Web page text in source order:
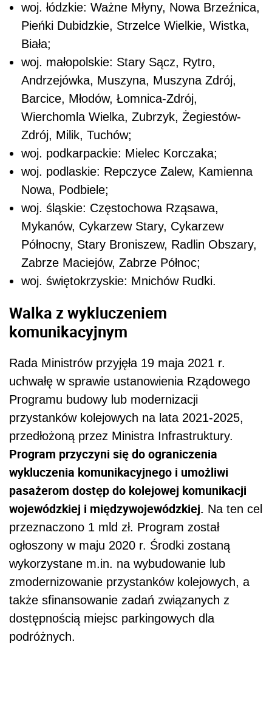
woj. łódzkie: Ważne Młyny, Nowa Brzeźnica,
Pieńki Dubidzkie, Strzelce Wielkie, Wistka,
Biała;
woj. małopolskie: Stary Sącz, Rytro,
Andrzejówka, Muszyna, Muszyna Zdrój,
Barcice, Młodów, Łomnica-Zdrój,
Wierchomla Wielka, Zubrzyk, Żegiestów-
Zdrój, Milik, Tuchów;
woj. podkarpackie: Mielec Korczaka;
woj. podlaskie: Repczyce Zalew, Kamienna
Nowa, Podbiele;
woj. śląskie: Częstochowa Rząsawa,
Mykanów, Cykarzew Stary, Cykarzew
Północny, Stary Broniszew, Radlin Obszary,
Zabrze Maciejów, Zabrze Północ;
woj. świętokrzyskie: Mnichów Rudki.
Walka z wykluczeniem
komunikacyjnym
Rada Ministrów przyjęła 19 maja 2021 r.
uchwałę w sprawie ustanowienia Rządowego
Programu budowy lub modernizacji
przystanków kolejowych na lata 2021-2025,
przedłożoną przez Ministra Infrastruktury.
Program przyczyni się do ograniczenia
wykluczenia komunikacyjnego i umożliwi
pasażerom dostęp do kolejowej komunikacji
wojewódzkiej i międzywojewódzkiej. Na ten cel
przeznaczono 1 mld zł. Program został
ogłoszony w maju 2020 r. Środki zostaną
wykorzystane m.in. na wybudowanie lub
zmodernizowanie przystanków kolejowych, a
także sfinansowanie zadań związanych z
dostępnością miejsc parkingowych dla
podróżnych.